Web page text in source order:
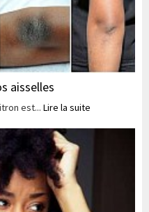
aisselles
est... Lire la suite